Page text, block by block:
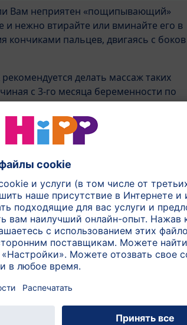
Вам неприятен «пощипывающий»
и нежно втирайте или вминайте его в
кончиками пальцев, двигаясь с боков
делать массаж таких
с 3-го месяца беременности по
перчаткой или мягкой щеткой
время беременности кожа на груди
должна сильно растягиваться . Для
ухода за ней
наносите немного масла от
для будущих мам HiPP
и распределяйте его по
спирали круговыми движениями от зоны
декольте к центру груди, не касаясь